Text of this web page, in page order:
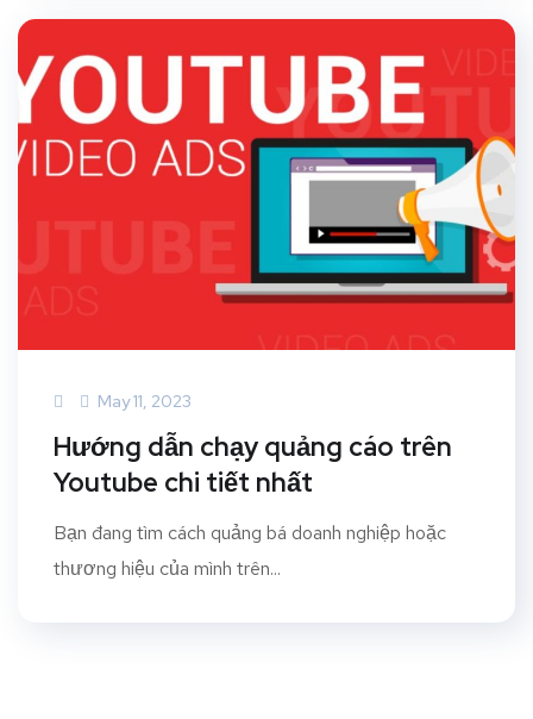
May 11, 2023
Hướng dẫn chạy quảng cáo trên
Youtube chi tiết nhất
Bạn đang tìm cách quảng bá doanh nghiệp hoặc
thương hiệu của mình trên...